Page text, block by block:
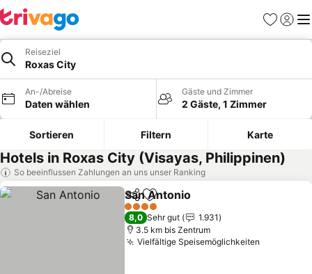
Favoriten
Reiseziel
Roxas City
An-/Abreise
Daten wählen
Gäste und Zimmer
2 Gäste, 1 Zimmer
Sortieren Filtern Karte
Hotels in Roxas City (Visayas, Philippinen)
So beeinflussen Zahlungen an uns unser Ranking
TeilenZu Favoriten hinzufügen
San Antonio
4 Sterne
8,0 Sehr gut
1.931
3.5 km bis Zentrum
Vielfältige Speisemöglichkeiten